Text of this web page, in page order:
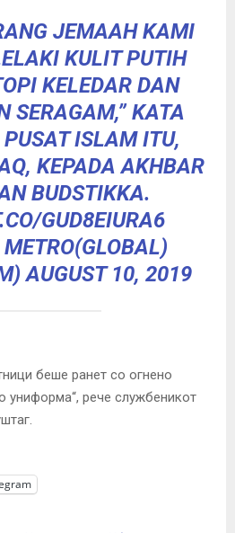
JEMAAH KAMI
KULIT PUTIH
KELEDAR DAN
SERAGAM,” KATA
PUSAT ISLAM ITU,
KEPADA AKHBAR
BUDSTIKKA.
GUD8EIURA6
AUGUST 10, 2019
беше ранет со огнено
униформа“, рече службеникот